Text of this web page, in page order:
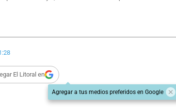
El Litoral en
Agregar a tus medios preferidos en Google